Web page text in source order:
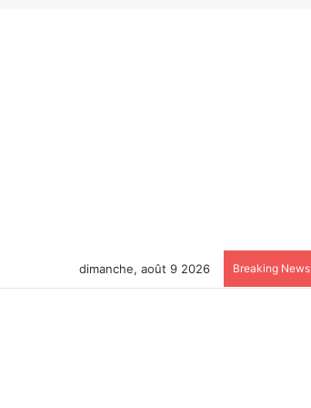
dimanche, août 9 2026 Breaking News